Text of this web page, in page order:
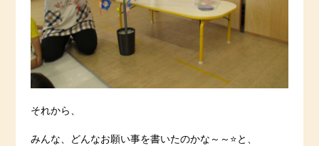
それから、
みんな、どんなお願い事を書いたのかな～～⭐️と、